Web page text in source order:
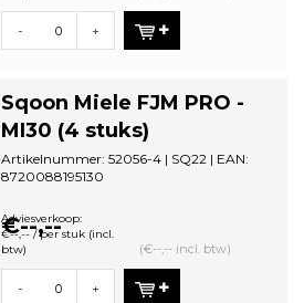
- +
Sqoon Miele FJM PRO -
MI30 (4 stuks)
Artikelnummer: 52056-4 | SQ22 | EAN:
8720088195130
bestelhoeveelhei...
€--,--
Adviesverkoop:
€--,-- / per stuk (incl.
btw)
(€--,-- incl. btw)
- +